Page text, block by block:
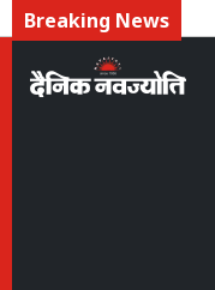
Breaking News